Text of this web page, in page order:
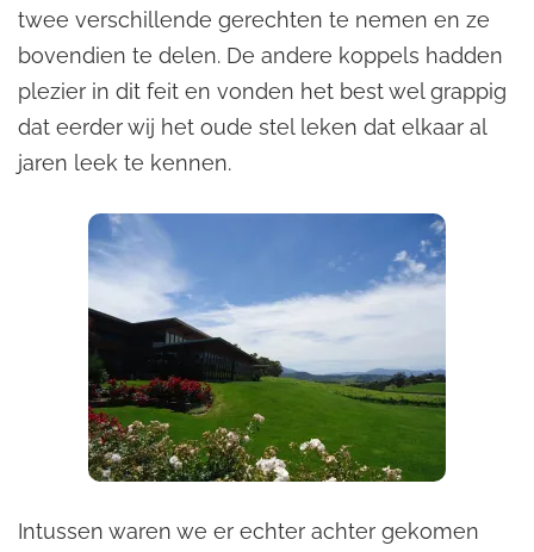
twee verschillende gerechten te nemen en ze
bovendien te delen. De andere koppels hadden
plezier in dit feit en vonden het best wel grappig
dat eerder wij het oude stel leken dat elkaar al
jaren leek te kennen.
Intussen waren we er echter achter gekomen